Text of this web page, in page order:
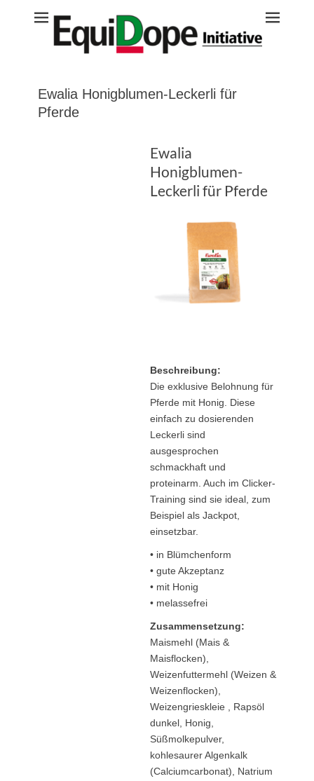
Equidope
Ewalia Honigblumen-Leckerli für
Pferde
Ewalia
Honigblumen-
Leckerli für Pferde
Beschreibung:
Die exklusive Belohnung für
Pferde mit Honig. Diese
einfach zu dosierenden
Leckerli sind
ausgesprochen
schmackhaft und
proteinarm. Auch im Clicker-
Training sind sie ideal, zum
Beispiel als Jackpot,
einsetzbar.
• in Blümchenform
• gute Akzeptanz
• mit Honig
• melassefrei
Zusammensetzung:
Maismehl (Mais &
Maisflocken),
Weizenfuttermehl (Weizen &
Weizenflocken),
Weizengrieskleie , Rapsöl
dunkel, Honig,
Süßmolkepulver,
kohlesaurer Algenkalk
(Calciumcarbonat), Natrium